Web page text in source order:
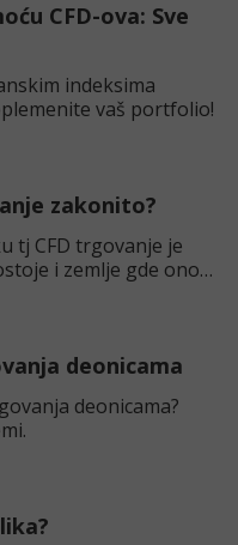
CFD-ova: Sve
indeksima
vaš portfolio!
zakonito?
tj CFD trgovanje je
i zemlje gde ono
deonicama
deonicama?